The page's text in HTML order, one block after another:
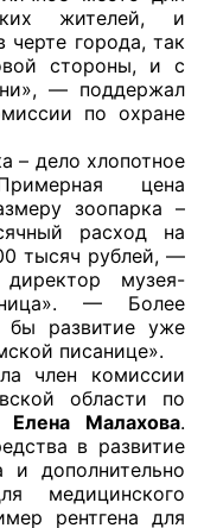
жителей, и
города, так
стороны, и с
— поддержал
по охране
дело хлопотное
цена
зоопарка –
расход на
тысяч рублей, —
музея-
— Более
бы развитие уже
писанице».
комиссии
области по
Елена Малахова.
в развитие
и дополнительно
медицинского
рентгена для